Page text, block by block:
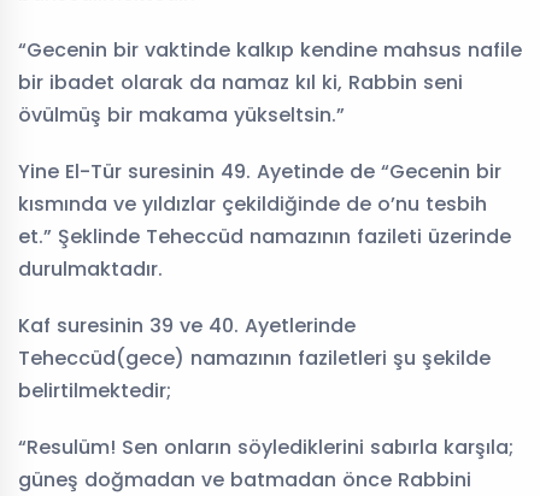
“Gecenin bir vaktinde kalkıp kendine mahsus nafile
bir ibadet olarak da namaz kıl ki, Rabbin seni
övülmüş bir makama yükseltsin.”
Yine El-Tür suresinin 49. Ayetinde de “Gecenin bir
kısmında ve yıldızlar çekildiğinde de o’nu tesbih
et.” Şeklinde Teheccüd namazının fazileti üzerinde
durulmaktadır.
Kaf suresinin 39 ve 40. Ayetlerinde
Teheccüd(gece) namazının faziletleri şu şekilde
belirtilmektedir;
“Resulüm! Sen onların söylediklerini sabırla karşıla;
güneş doğmadan ve batmadan önce Rabbini